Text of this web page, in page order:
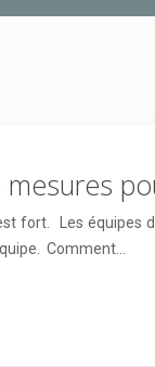
mesures
fort. Les équipes
Comment…